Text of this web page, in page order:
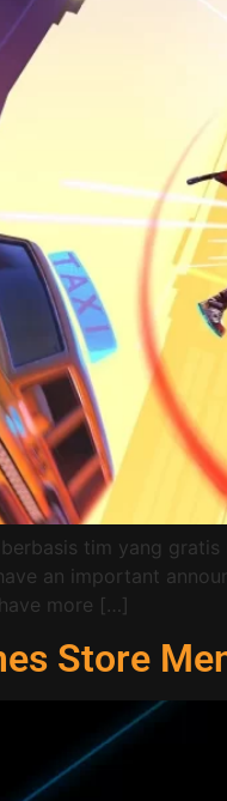
tim yang
an important
more […]
Store